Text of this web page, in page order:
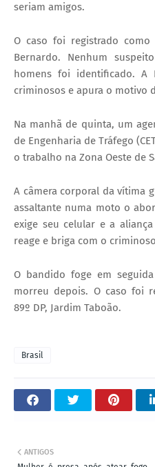
seriam amigos.
O caso foi registrado
Bernardo. Nenhum
homens foi identificado. A
criminosos e apura o motivo
Na manhã de quinta, um
de Engenharia de Tráfego
o trabalho na Zona Oeste de
A câmera corporal da vítima
assaltante numa moto o
exige seu celular e a
reage e briga com o
O bandido foge em
morreu depois. O caso foi
89º DP, Jardim Taboão.
Brasil
ANTIGOS